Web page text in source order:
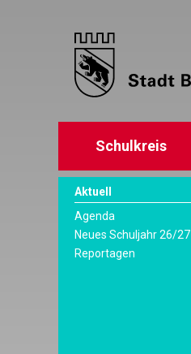
Schulkreis
Aktuell
Agenda
Neues Schuljahr 26/27
Reportagen